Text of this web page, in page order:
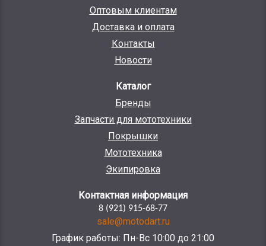
Оптовым клиентам
Доставка и оплата
Контакты
Новости
Каталог
Бренды
Запчасти для мототехники
Покрышки
Мототехника
Экипировка
Контактная информация
8 (921) 915-68-77
sale@motodart.ru
График работы: Пн-Вс 10:00 до 21:00